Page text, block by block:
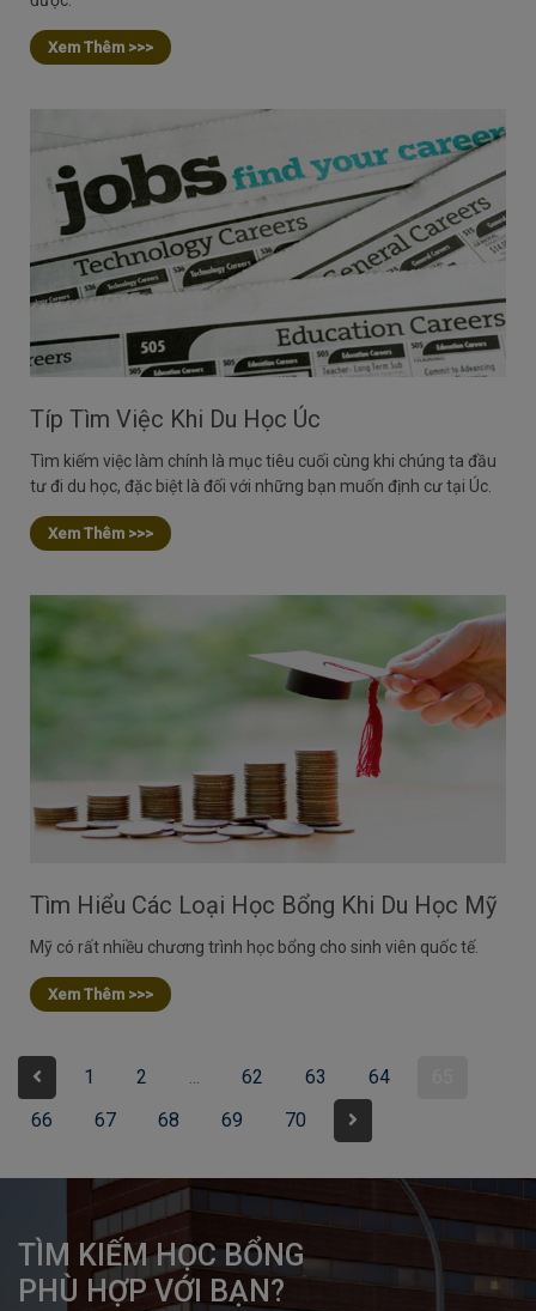
Xem Thêm >>>
Típ Tìm Việc Khi Du Học Úc
Tìm kiếm việc làm chính là mục tiêu cuối cùng khi chúng ta đầu
tư đi du học, đặc biệt là đối với những bạn muốn định cư tại Úc.
Xem Thêm >>>
Tìm Hiểu Các Loại Học Bổng Khi Du Học Mỹ
Mỹ có rất nhiều chương trình học bổng cho sinh viên quốc tế.
Xem Thêm >>>
1 2 ... 62 63 64
66
67 68 69 70
TÌM KIẾM HỌC BỔNG
PHÙ HỢP VỚI BẠN?